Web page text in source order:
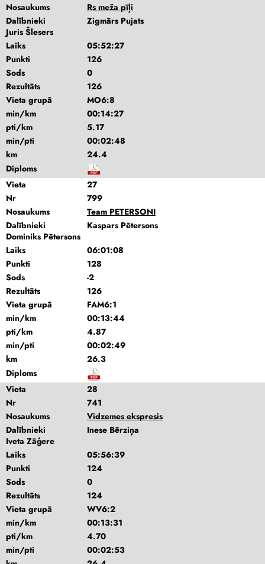
Nosaukums
Rs meža pīļi
Dalībnieki
Zigmārs Pujats
Juris Šlesers
Laiks
05:52:27
Punkti
126
Sods
0
Rezultāts
126
Vieta grupā
MO6:8
min/km
00:14:27
pti/km
5.17
min/pti
00:02:48
km
24.4
Diploms
Vieta
27
Nr
799
Nosaukums
Team PETERSONI
Dalībnieki
Kaspars Pētersons
Dominiks Pētersons
Laiks
06:01:08
Punkti
128
Sods
-2
Rezultāts
126
Vieta grupā
FAM6:1
min/km
00:13:44
pti/km
4.87
min/pti
00:02:49
km
26.3
Diploms
Vieta
28
Nr
741
Nosaukums
Vidzemes ekspresis
Dalībnieki
Inese Bērziņa
Iveta Zāģere
Laiks
05:56:39
Punkti
124
Sods
0
Rezultāts
124
Vieta grupā
WV6:2
min/km
00:13:31
pti/km
4.70
min/pti
00:02:53